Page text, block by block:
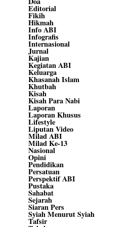
Editorial
Fikih
Hikmah
Info ABI
Infografis
Internasional
Jurnal
Kajian
Kegiatan ABI
Keluarga
Khasanah Islam
Khutbah
Kisah
Kisah Para Nabi
Laporan
Laporan Khusus
Lifestyle
Liputan Video
Milad ABI
Milad Ke-13
Nasional
Opini
Pendidikan
Persatuan
Perspektif ABI
Pustaka
Sahabat
Sejarah
Siaran Pers
Syiah Menurut Syiah
Tafsir